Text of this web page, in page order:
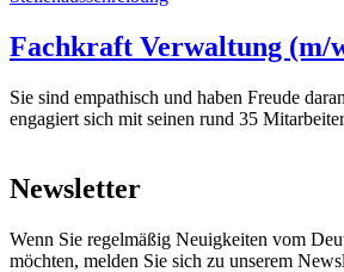
Fachkraft Verwaltung (m/
Sie sind empathisch und haben Freude
engagiert sich mit seinen rund 35
Newsletter
Wenn Sie regelmäßig Neuigkeiten vom
möchten, melden Sie sich zu unserem